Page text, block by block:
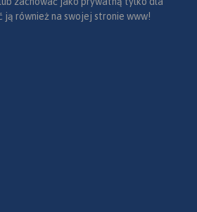
ją również na swojej stronie www!